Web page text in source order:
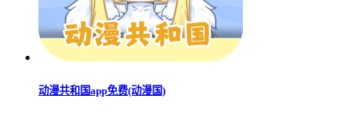
动漫共和国app免费(动漫国)